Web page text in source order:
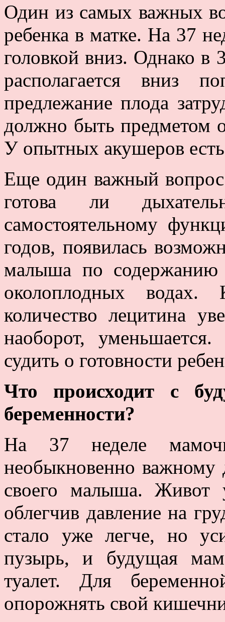
Один из самых важных
ребенка в матке. На 37
головкой вниз. Однако в
располагается вниз
предлежание плода
должно быть предметом
У опытных акушеров
Еще один важный вопрос
готова ли
самостоятельному
годов, появилась
малыша по содержанию
околоплодных
количество лецитина
наоборот,
судить о готовности
Что происходит с
беременности?
На 37 неделе
необыкновенно
своего малыша. Живот
облегчив давление на
стало уже легче, но
пузырь, и будущая
туалет. Для
опорожнять свой